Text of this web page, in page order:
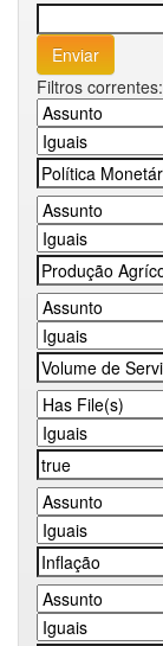
Filtros correntes: